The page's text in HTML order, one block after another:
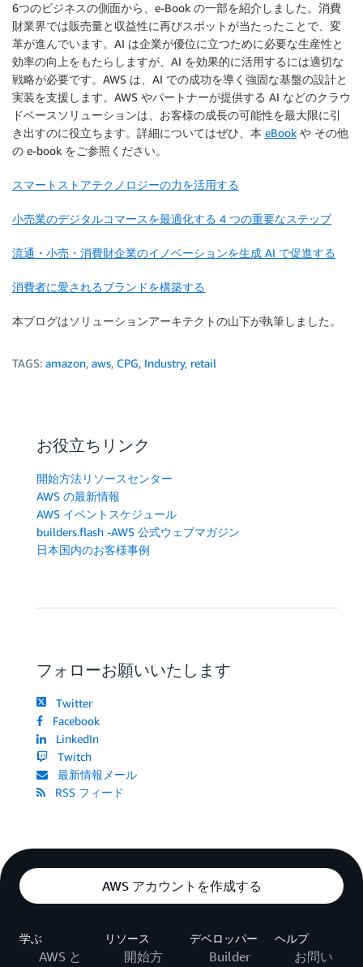
6つのビジネスの側面から、e-Book の一部を紹介しました。消費
財業界では販売量と収益性に再びスポットが当たったことで、変
革が進んでいます。AI は企業が優位に立つために必要な生産性と
効率の向上をもたらしますが、AI を効果的に活用するには適切な
戦略が必要です。AWS は、AI での成功を導く強固な基盤の設計と
実装を支援します。AWS やパートナーが提供する AI などのクラウ
ドベースソリューションは、お客様の成長の可能性を最大限に引
き出すのに役立ちます。詳細についてはぜひ、本 eBook や その他
の e-book をご参照ください。
スマートストアテクノロジーの力を活用する
小売業のデジタルコマースを最適化する 4 つの重要なステップ
流通・小売・消費財企業のイノベーションを生成 AI で促進する
消費者に愛されるブランドを構築する
本ブログはソリューションアーキテクトの山下が執筆しました。
TAGS: amazon, aws, CPG, Industry, retail
お役立ちリンク
開始方法リソースセンター
AWS の最新情報
AWS イベントスケジュール
builders.flash -AWS 公式ウェブマガジン
日本国内のお客様事例
フォローお願いいたします
Twitter
Facebook
LinkedIn
Twitch
最新情報メール
RSS フィード
AWS アカウントを作成する
学ぶ
AWS と
リソース
開始方
デベロッパー
Builder
ヘルプ
お問い